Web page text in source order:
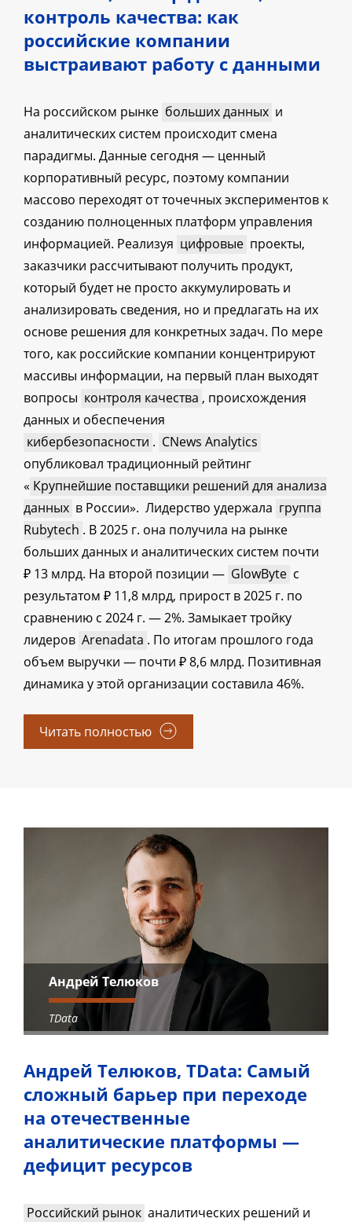
контроль качества: как
российские компании
выстраивают работу с данными
На российском рынке больших данных и
аналитических систем происходит смена
парадигмы. Данные сегодня — ценный
корпоративный ресурс, поэтому компании
массово переходят от точечных экспериментов к
созданию полноценных платформ управления
информацией. Реализуя цифровые проекты,
заказчики рассчитывают получить продукт,
который будет не просто аккумулировать и
анализировать сведения, но и предлагать на их
основе решения для конкретных задач. По мере
того, как российские компании концентрируют
массивы информации, на первый план выходят
вопросы контроля качества , происхождения
данных и обеспечения
кибербезопасности . CNews Analytics
опубликовал традиционный рейтинг
« Крупнейшие поставщики решений для анализа
данных в России». Лидерство удержала группа
Rubytech . В 2025 г. она получила на рынке
больших данных и аналитических систем почти
₽ 13 млрд. На второй позиции — GlowByte с
результатом ₽ 11,8 млрд, прирост в 2025 г. по
сравнению с 2024 г. — 2%. Замыкает тройку
лидеров Arenadata . По итогам прошлого года
объем выручки — почти ₽ 8,6 млрд. Позитивная
динамика у этой организации составила 46%.
Читать полностью
Андрей Телюков
TData
Андрей Телюков, TData: Самый
сложный барьер при переходе
на отечественные
аналитические платформы —
дефицит ресурсов
Российский рынок аналитических решений и